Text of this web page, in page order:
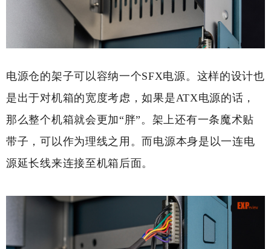
电源仓的架子可以容纳一个SFX电源。这样的设计也
是出于对机箱的宽度考虑，如果是ATX电源的话，
那么整个机箱就会更加“胖”。架上还有一条魔术贴
带子，可以作为理线之用。而电源本身是以一连电
源延长线来连接至机箱后面。